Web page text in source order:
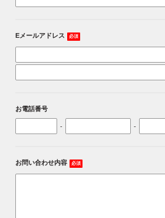
Eメールアドレス 必須
お電話番号
- -
お問い合わせ内容 必須